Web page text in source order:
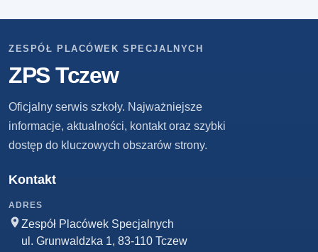
ZESPÓŁ PLACÓWEK SPECJALNYCH
ZPS Tczew
Oficjalny serwis szkoły. Najważniejsze
informacje, aktualności, kontakt oraz szybki
dostęp do kluczowych obszarów strony.
Kontakt
ADRES
Zespół Placówek Specjalnych
ul. Grunwaldzka 1, 83-110 Tczew